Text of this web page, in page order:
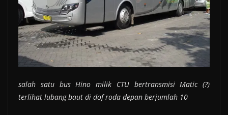
salah satu bus Hino milik CTU bertransmisi Matic (?)
terlihat lubang baut di dof roda depan berjumlah 10